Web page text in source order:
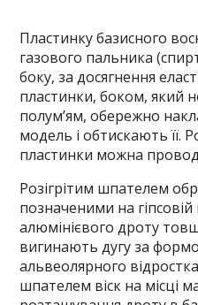
Пластинку базисного
газового пальника
боку, за досягнення
пластинки, боком, який
полум’ям, обережно
модель і обтискають її.
пластинки можна
Розігрітим шпателем
позначеними на
алюмінієвого дроту
вигинають дугу за
альвеолярного
шпателем віск на місці